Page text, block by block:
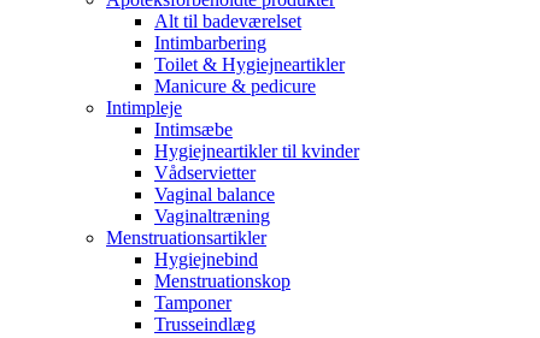
Alt til badeværelset
Intimbarbering
Toilet & Hygiejneartikler
Manicure & pedicure
Intimpleje
Intimsæbe
Hygiejneartikler til kvinder
Vådservietter
Vaginal balance
Vaginaltræning
Menstruationsartikler
Hygiejnebind
Menstruationskop
Tamponer
Trusseindlæg